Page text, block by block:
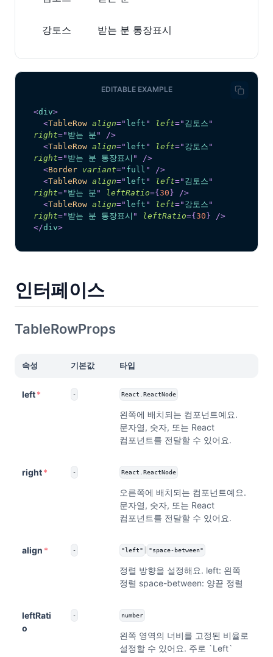
강토스 받는 분 통장표시
EDITABLE EXAMPLE
<div>
<TableRow align=" left " left=" 김토스 "
right=" 받는 분 "
/>
<TableRow align=" left " left=" 강토스 "
right=" 받는 분 통장표시 "
/>
<Border variant=" full "
/>
<TableRow align=" left " left=" 김토스 "
right=" 받는 분 " leftRatio={ 30 }
/>
<TableRow align=" left " left=" 강토스 "
right=" 받는 분 통장표시 " leftRatio={ 30 }
/>
</div>
인터페이스
TableRowProps
속성 기본값 타입
left* - React.ReactNode
왼쪽에 배치되는 컴포넌트예요.
문자열, 숫자, 또는 React
컴포넌트를 전달할 수 있어요.
right* - React.ReactNode
오른쪽에 배치되는 컴포넌트예요.
문자열, 숫자, 또는 React
컴포넌트를 전달할 수 있어요.
align * - "left" "space-between"
정렬 방향을 설정해요. left: 왼쪽
정렬 space-between: 양끝 정렬
leftRati
o
- number
왼쪽 영역의 너비를 고정된 비율로
설정할 수 있어요. 주로 `Left`